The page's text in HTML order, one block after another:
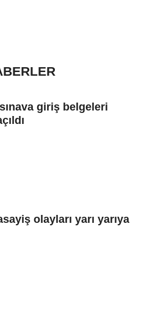
giriş belgeleri
olayları yarı yarıya